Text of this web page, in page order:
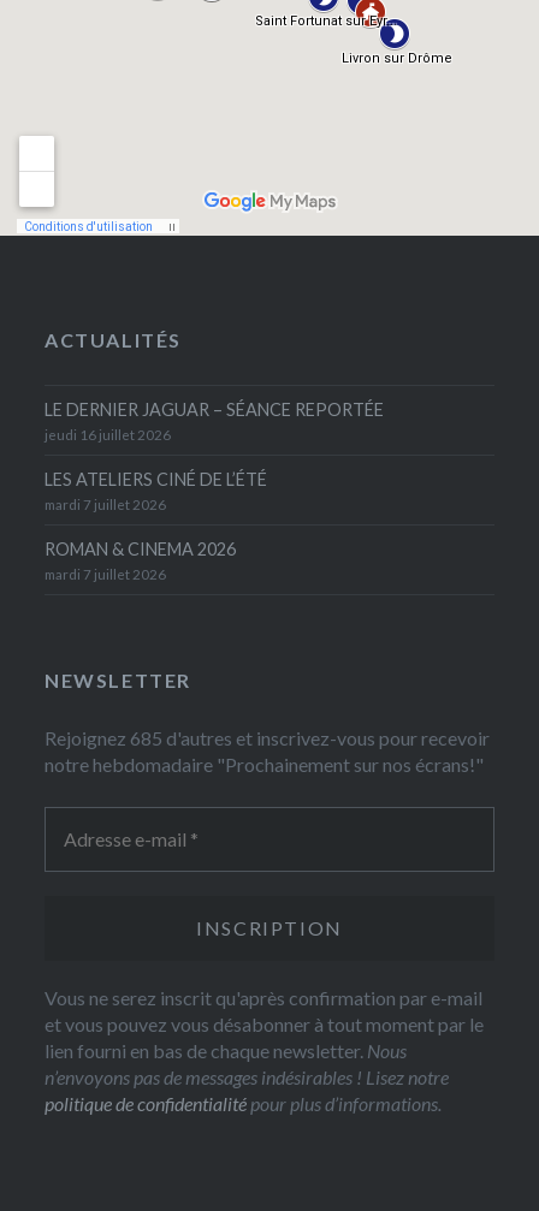
ACTUALITÉS
LE DERNIER JAGUAR – SÉANCE REPORTÉE
jeudi 16 juillet 2026
LES ATELIERS CINÉ DE L’ÉTÉ
mardi 7 juillet 2026
ROMAN & CINEMA 2026
mardi 7 juillet 2026
NEWSLETTER
Rejoignez 685 d'autres et inscrivez-vous pour recevoir
notre hebdomadaire "Prochainement sur nos écrans!"
Vous ne serez inscrit qu'après confirmation par e-mail
et vous pouvez vous désabonner à tout moment par le
lien fourni en bas de chaque newsletter. Nous
n’envoyons pas de messages indésirables ! Lisez notre
politique de confidentialité pour plus d’informations.